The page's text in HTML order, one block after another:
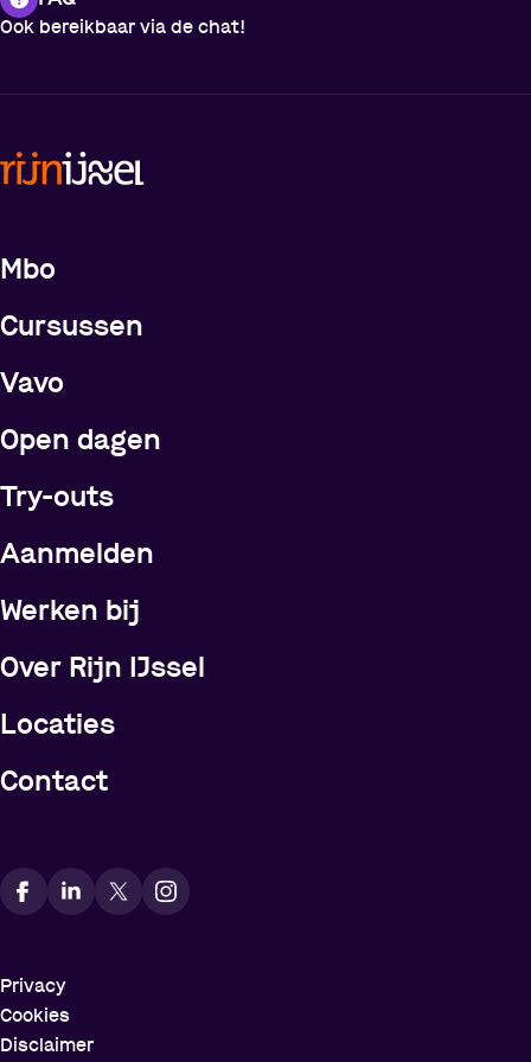
Ook bereikbaar via de chat!
Meer over de opleidingen
Mbo
Cursussen
Vavo
Open dagen
Try-outs
Meer over Rijn IJssel
Aanmelden
Werken bij
Over Rijn IJssel
Locaties
Contact
Vindt ons op social media
Privacy
Cookies
Disclaimer